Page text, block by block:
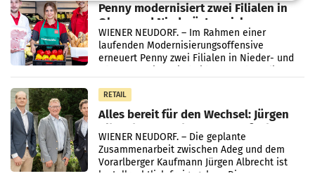
Penny modernisiert zwei Filialen in
Ober- und Niederösterreich
WIENER NEUDORF. – Im Rahmen einer
laufenden Modernisierungsoffensive
erneuert Penny zwei Filialen in Nieder- und
RETAIL
Alles bereit für den Wechsel: Jürgen
Albrecht setzt ab 1.1.2027 auf Adeg
WIENER NEUDORF. – Die geplante
Zusammenarbeit zwischen Adeg und dem
Vorarlberger Kaufmann Jürgen Albrecht ist